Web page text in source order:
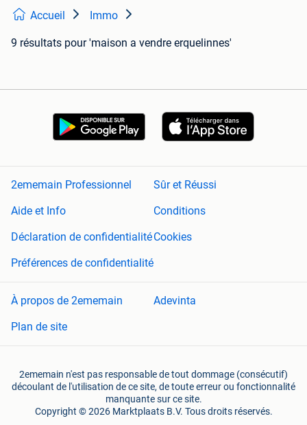
Accueil Immo
9 résultats pour 'maison a vendre erquelinnes'
2ememain Professionnel
Sûr et Réussi
Aide et Info
Conditions
Déclaration de confidentialitéCookies
Préférences de confidentialité
À propos de 2ememain
Adevinta
Plan de site
2ememain n'est pas responsable de tout dommage (consécutif)
découlant de l'utilisation de ce site, de toute erreur ou fonctionnalité
manquante sur ce site.
Copyright © 2026 Marktplaats B.V. Tous droits réservés.